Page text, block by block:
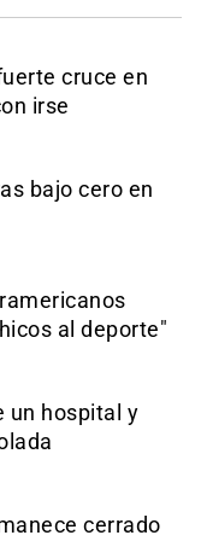
cruce en
irse
bajo cero en
al deporte"
un hospital y
cerrado